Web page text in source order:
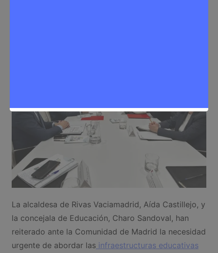
La alcaldesa de Rivas Vaciamadrid, Aída Castillejo, y
la concejala de Educación, Charo Sandoval, han
reiterado ante la Comunidad de Madrid la necesidad
urgente de abordar lasinfraestructuras educativas